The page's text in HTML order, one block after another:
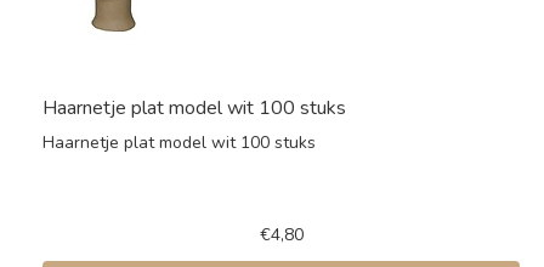
Haarnetje plat model wit 100 stuks
Haarnetje plat model wit 100 stuks
€4,80